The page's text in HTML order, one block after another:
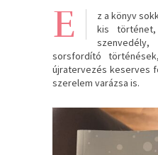
E
z a könyv
kis
sorsfordító
újratervezés keserves
szerelem varázsa is.